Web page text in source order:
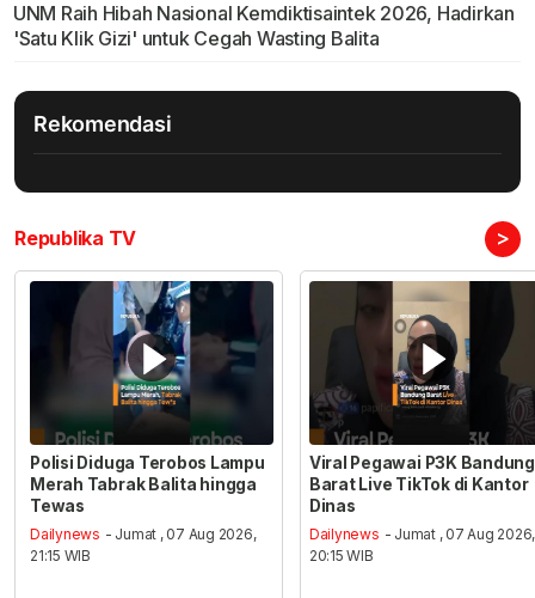
UNM Raih Hibah Nasional Kemdiktisaintek 2026, Hadirkan
'Satu Klik Gizi' untuk Cegah Wasting Balita
Rekomendasi
Republika TV >
Polisi Diduga Terobos Lampu
Merah Tabrak Balita hingga
Tewas
Dailynews - Jumat , 07 Aug 2026,
21:15 WIB
Viral Pegawai P3K Bandung
Barat Live TikTok di Kantor
Dinas
Dailynews - Jumat , 07 Aug 2026,
20:15 WIB